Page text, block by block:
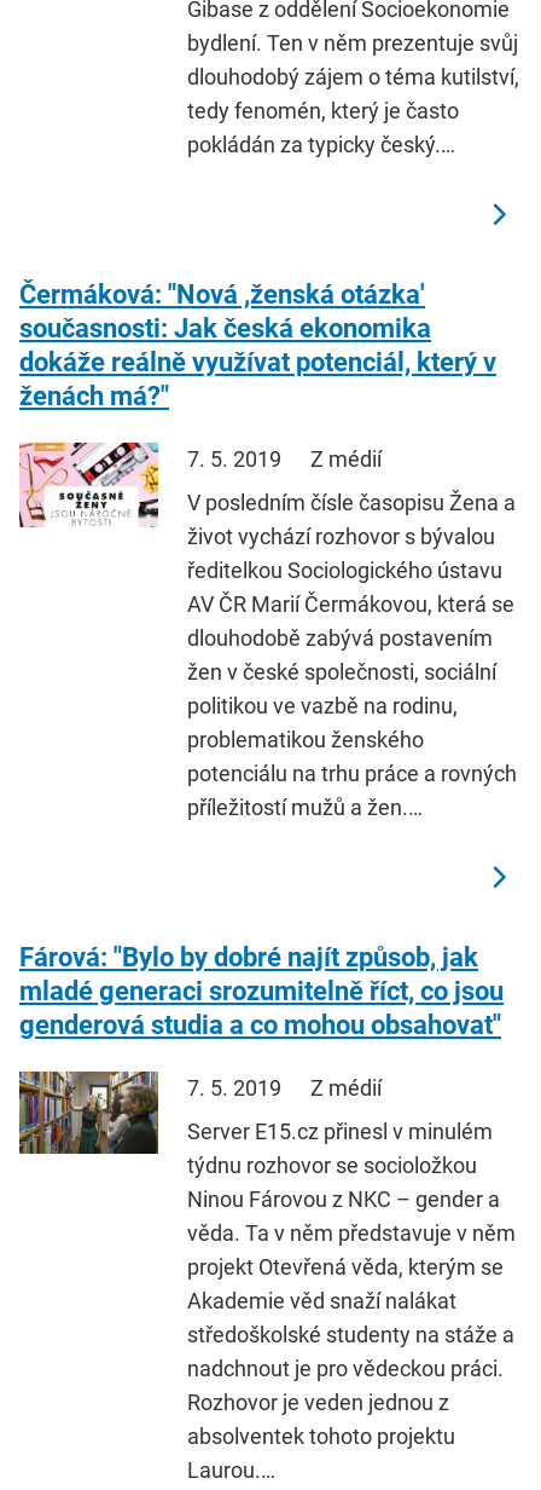
Gibase z oddělení Socioekonomie
bydlení. Ten v něm prezentuje svůj
dlouhodobý zájem o téma kutilství,
tedy fenomén, který je často
pokládán za typicky český.…
Čermáková: "Nová ,ženská otázka'
současnosti: Jak česká ekonomika
dokáže reálně využívat potenciál, který v
ženách má?"
7. 5. 2019
Z médií
V posledním čísle časopisu Žena a
život vychází rozhovor s bývalou
ředitelkou Sociologického ústavu
AV ČR Marií Čermákovou, která se
dlouhodobě zabývá postavením
žen v české společnosti, sociální
politikou ve vazbě na rodinu,
problematikou ženského
potenciálu na trhu práce a rovných
příležitostí mužů a žen.…
Fárová: "Bylo by dobré najít způsob, jak
mladé generaci srozumitelně říct, co jsou
genderová studia a co mohou obsahovat"
7. 5. 2019
Z médií
Server E15.cz přinesl v minulém
týdnu rozhovor se socioložkou
Ninou Fárovou z NKC – gender a
věda. Ta v něm představuje v něm
projekt Otevřená věda, kterým se
Akademie věd snaží nalákat
středoškolské studenty na stáže a
nadchnout je pro vědeckou práci.
Rozhovor je veden jednou z
absolventek tohoto projektu
Laurou.…